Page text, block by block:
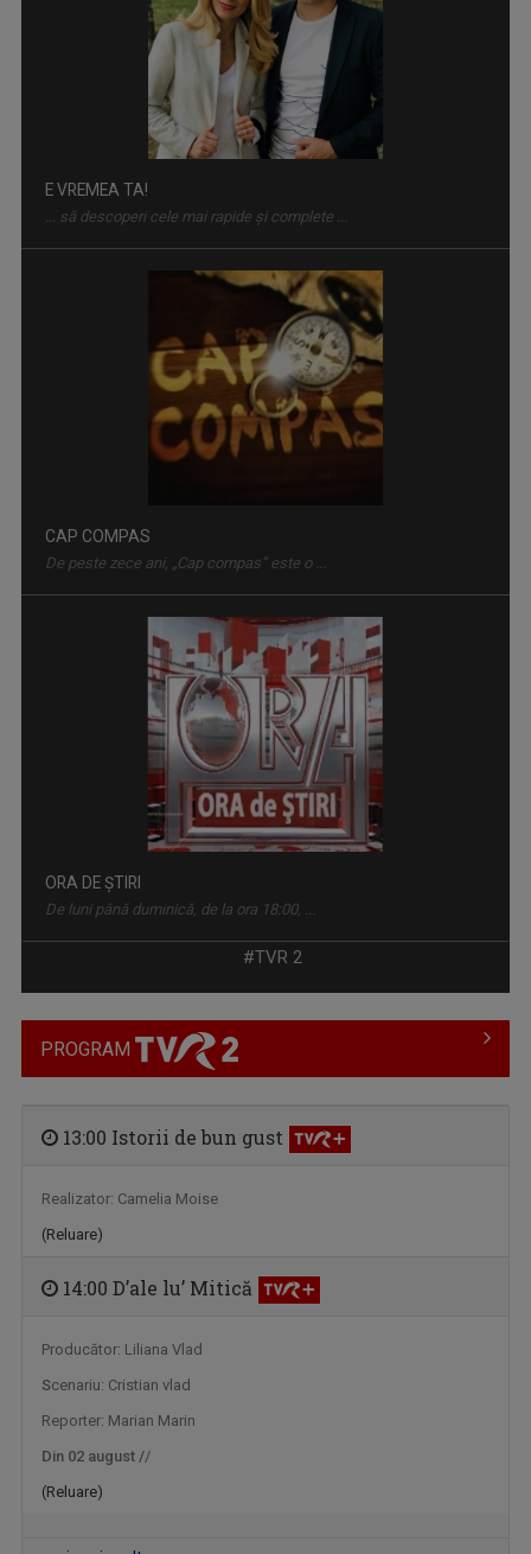
E VREMEA TA!
... să descoperi cele mai rapide și complete ...
CAP COMPAS
De peste zece ani, „Cap compas” este o ...
ORA DE ŞTIRI
De luni până duminică, de la ora 18:00, ...
ROMÂNIA... ÎN BUCATE
#TVR 2
PROGRAM
13:00 Istorii de bun gust
Realizator: Camelia Moise
(Reluare)
14:00 D’ale lu’ Mitică
Producător: Liliana Vlad
Scenariu: Cristian vlad
Reporter: Marian Marin
Din 02 august //
(Reluare)